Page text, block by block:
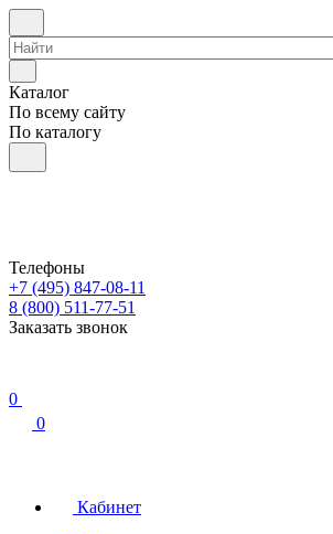
Каталог
По всему сайту
По каталогу
Телефоны
+7 (495) 847-08-11
8 (800) 511-77-51
Заказать звонок
0
0
Кабинет